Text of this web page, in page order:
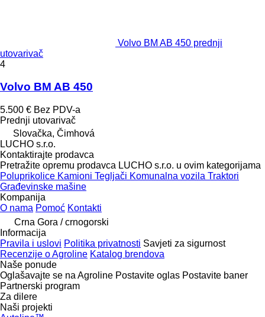
Volvo BM AB 450 prednji
utovarivač
4
Volvo BM AB 450
5.500 € Bez PDV-a
Prednji utovarivač
Slovačka, Čimhová
LUCHO s.r.o.
Kontaktirajte prodavca
Pretražite opremu prodavca LUCHO s.r.o. u ovim kategorijama
Poluprikolice Kamioni Tegljači Komunalna vozila Traktori
Građevinske mašine
Kompanija
O nama Pomoć Kontakti
Crna Gora / crnogorski
Informacija
Pravila i uslovi Politika privatnosti Savjeti za sigurnost
Recenzije o Agroline Katalog brendova
Naše ponude
Oglašavajte se na Agroline Postavite oglas Postavite baner
Partnerski program
Za dilere
Naši projekti